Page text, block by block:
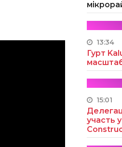
13:34
Гурт
15:01
участь